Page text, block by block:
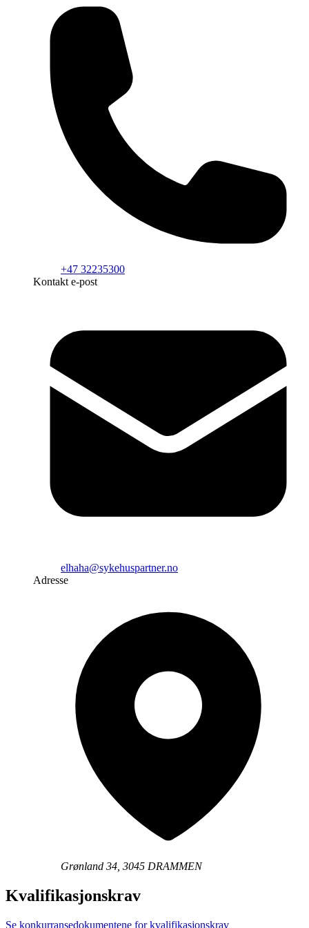
+47 32235300
Kontakt e-post
elhaha@sykehuspartner.no
Adresse
Grønland 34, 3045 DRAMMEN
Kvalifikasjonskrav
Se konkurransedokumentene for kvalifikasjonskrav